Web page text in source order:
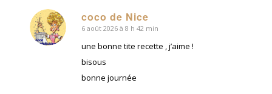
coco de Nice
dit
:
6 août 2026 à 8 h 42 min
une bonne tite recette , j’aime !
bisous
bonne journée